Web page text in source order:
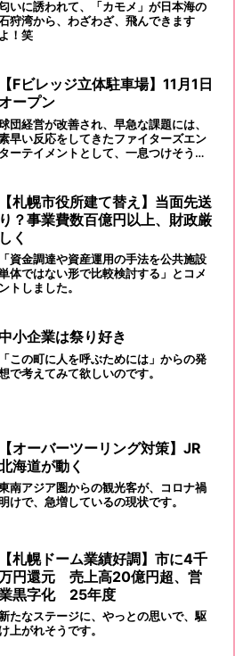
いに誘われて、「カモメ」が日本海の
狩湾から、わざわざ、飛んできます
よ！笑
【Fビレッジ立体駐車場】11月1日
ープン
団経営が改善され、早急な課題には、
早い反応をしてきたファイターズエン
ターテイメントとして、一息つけそうで
【札幌市役所建て替え】当面先送
り？事業費数百億円以上、財政厳
しく
「資金調達や資産運用の手法を公共施設
体ではない形で比較検討する」とコメ
ントしました。
小企業は祭り好き
「この町に人を呼ぶためには」からの発
で考えてみて欲しいのです。
【オーバーツーリング対策】JR
海道が動く
南アジア圏からの観光客が、コロナ禍
けで、急増しているの現状です。
【札幌ドーム業績好調】市に4千
円還元 売上高20億円超、営
黒字化 25年度
たなステージに、やっとの思いで、駆
け上がれそうです。